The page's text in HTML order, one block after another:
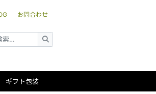
お問合わせ
ギフト包装